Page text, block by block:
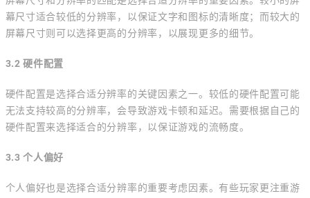
幕尺寸适合较低的分辨率，以保证文字和图标的清晰度；而较大的
屏幕尺寸则可以选择更高的分辨率，以展现更多的细节。
3.2 硬件配置
硬件配置是选择合适分辨率的关键因素之一。较低的硬件配置可能
无法支持较高的分辨率，会导致游戏卡顿和延迟。需要根据自己的
硬件配置来选择适合的分辨率，以保证游戏的流畅度。
3.3 个人偏好
个人偏好也是选择合适分辨率的重要考虑因素。有些玩家更注重游